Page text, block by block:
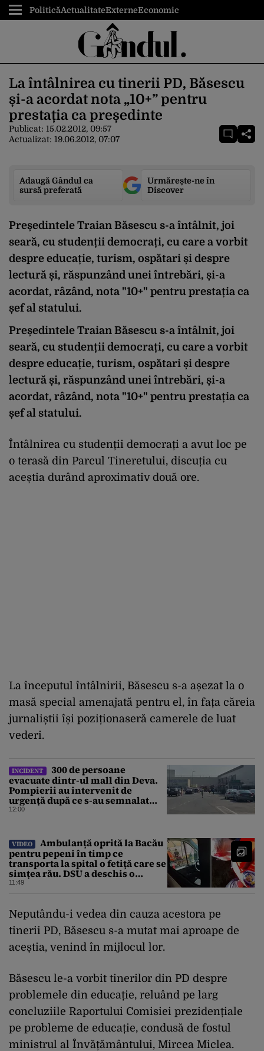
PoliticăActualitateExterneEconomic
La întâlnirea cu tinerii PD, Băsescu
și-a acordat nota „10+” pentru
prestația ca președinte
Publicat: 15.02.2012, 09:57
Actualizat: 19.06.2012, 07:07
Adaugă Gândul ca
sursă preferată
Urmărește-ne în
Discover
Președintele Traian Băsescu s-a întâlnit, joi
seară, cu studenții democrați, cu care a vorbit
despre educație, turism, ospătari și despre
lectură și, răspunzând unei întrebări, și-a
acordat, râzând, nota "10+" pentru prestația ca
șef al statului.
Președintele Traian Băsescu s-a întâlnit, joi
seară, cu studenții democrați, cu care a vorbit
despre educație, turism, ospătari și despre
lectură și, răspunzând unei întrebări, și-a
acordat, râzând, nota "10+" pentru prestația ca
șef al statului.
Întâlnirea cu studenții democrați a avut loc pe
o terasă din Parcul Tineretului, discuția cu
aceștia durând aproximativ două ore.
La începutul întâlnirii, Băsescu s-a așezat la o
masă special amenajată pentru el, în fața căreia
jurnaliștii își poziționaseră camerele de luat
vederi.
INCIDENT
300 de persoane
evacuate dintr-ul mall din Deva.
Pompierii au intervenit de
urgență după ce s-au semnalat
degajări mari de fum
12:00
VIDEO
Ambulanță oprită la Bacău
pentru pepeni în timp ce
transporta la spital o fetiță care se
simțea rău. DSU a deschis o
anchetă
11:49
Neputându-i vedea din cauza acestora pe
tinerii PD, Băsescu s-a mutat mai aproape de
aceștia, venind în mijlocul lor.
Băsescu le-a vorbit tinerilor din PD despre
problemele din educație, reluând pe larg
concluziile Raportului Comisiei prezidențiale
pe probleme de educație, condusă de fostul
ministrul al Învățământului, Mircea Miclea.